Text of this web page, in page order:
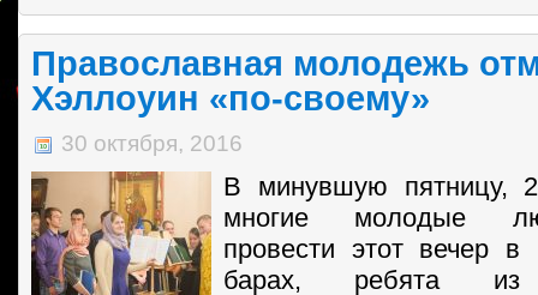
Православная молодежь
Хэллоуин «по-своему»
30 октября, 2016
В минувшую пятницу,
многие молодые
провести этот вечер
барах, ребята из